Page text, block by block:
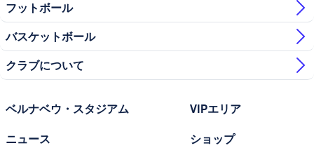
フットボール
バスケットボール
クラブについて
ベルナベウ・スタジアム
ニュース
VIPエリア
ショップ